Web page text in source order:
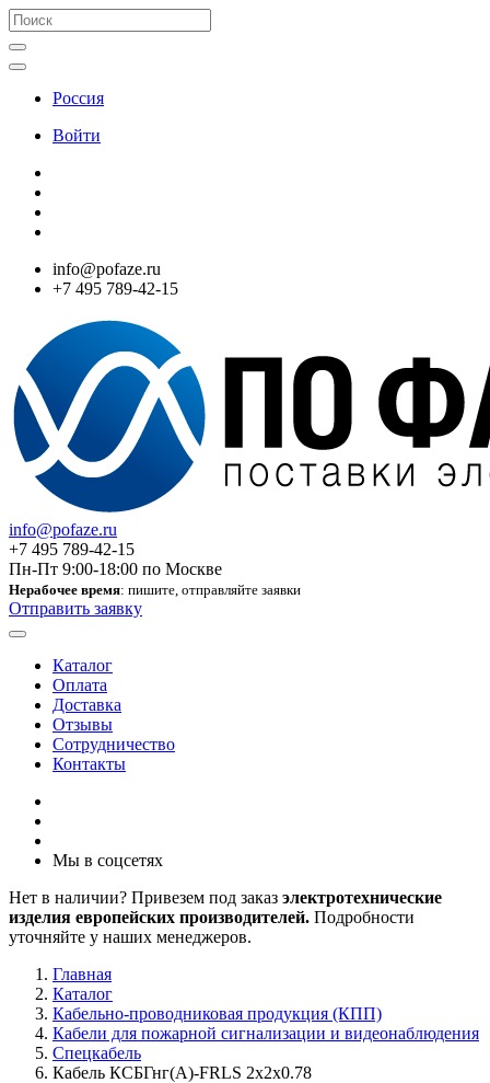
Россия
Войти
info@pofaze.ru
+7 495 789-42-15
info@pofaze.ru
+7 495 789-42-15
Пн-Пт 9:00-18:00 по Москве
Нерабочее время: пишите, отправляйте заявки
Отправить заявку
Каталог
Оплата
Доставка
Отзывы
Сотрудничество
Контакты
Мы в соцсетях
Нет в наличии? Привезем под заказ электротехнические
изделия европейских производителей. Подробности
уточняйте у наших менеджеров.
Главная
Каталог
Кабельно-проводниковая продукция (КПП)
Кабели для пожарной сигнализации и видеонаблюдения
Спецкабель
Кабель КСБГнг(А)-FRLS 2х2х0.78